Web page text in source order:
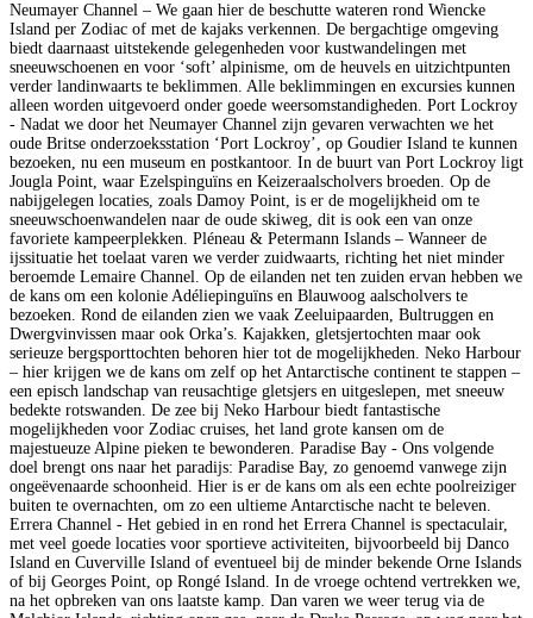
Neumayer Channel – We gaan hier de beschutte wateren rond Wiencke
Island per Zodiac of met de kajaks verkennen. De bergachtige omgeving
biedt daarnaast uitstekende gelegenheden voor kustwandelingen met
sneeuwschoenen en voor ‘soft’ alpinisme, om de heuvels en uitzichtpunten
verder landinwaarts te beklimmen. Alle beklimmingen en excursies kunnen
alleen worden uitgevoerd onder goede weersomstandigheden. Port Lockroy
- Nadat we door het Neumayer Channel zijn gevaren verwachten we het
oude Britse onderzoeksstation ‘Port Lockroy’, op Goudier Island te kunnen
bezoeken, nu een museum en postkantoor. In de buurt van Port Lockroy ligt
Jougla Point, waar Ezelspinguïns en Keizeraalscholvers broeden. Op de
nabijgelegen locaties, zoals Damoy Point, is er de mogelijkheid om te
sneeuwschoenwandelen naar de oude skiweg, dit is ook een van onze
favoriete kampeerplekken. Pléneau & Petermann Islands – Wanneer de
ijssituatie het toelaat varen we verder zuidwaarts, richting het niet minder
beroemde Lemaire Channel. Op de eilanden net ten zuiden ervan hebben we
de kans om een kolonie Adéliepinguïns en Blauwoog aalscholvers te
bezoeken. Rond de eilanden zien we vaak Zeeluipaarden, Bultruggen en
Dwergvinvissen maar ook Orka’s. Kajakken, gletsjertochten maar ook
serieuze bergsporttochten behoren hier tot de mogelijkheden. Neko Harbour
– hier krijgen we de kans om zelf op het Antarctische continent te stappen –
een episch landschap van reusachtige gletsjers en uitgeslepen, met sneeuw
bedekte rotswanden. De zee bij Neko Harbour biedt fantastische
mogelijkheden voor Zodiac cruises, het land grote kansen om de
majestueuze Alpine pieken te bewonderen. Paradise Bay - Ons volgende
doel brengt ons naar het paradijs: Paradise Bay, zo genoemd vanwege zijn
ongeëvenaarde schoonheid. Hier is er de kans om als een echte poolreiziger
buiten te overnachten, om zo een ultieme Antarctische nacht te beleven.
Errera Channel - Het gebied in en rond het Errera Channel is spectaculair,
met veel goede locaties voor sportieve activiteiten, bijvoorbeeld bij Danco
Island en Cuverville Island of eventueel bij de minder bekende Orne Islands
of bij Georges Point, op Rongé Island. In de vroege ochtend vertrekken we,
na het opbreken van ons laatste kamp. Dan varen we weer terug via de